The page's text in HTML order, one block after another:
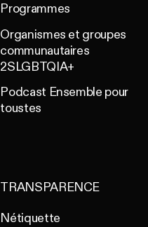
Programmes
Organismes et groupes
communautaires
2SLGBTQIA+
Podcast Ensemble pour
toustes
TRANSPARENCE
Nétiquette